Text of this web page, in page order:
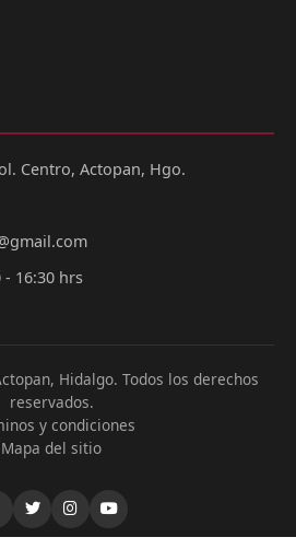
Centro, Actopan, Hgo.
- 16:30 hrs
Hidalgo. Todos los derechos
reservados.
y condiciones
Mapa del sitio